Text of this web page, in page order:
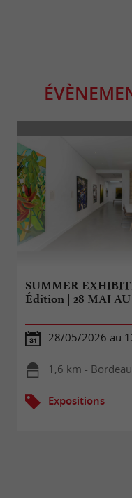
SUMMER
Édition | 28 MAI AU
28/05/2026 au
1,6 km -
Expositions